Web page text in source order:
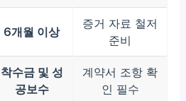
6개월 이상
증거 자료 철저
준비
착수금 및 성
공보수
계약서 조항 확
인 필수